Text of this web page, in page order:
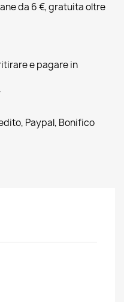
da 6 €, gratuita oltre
e pagare in
Paypal, Bonifico